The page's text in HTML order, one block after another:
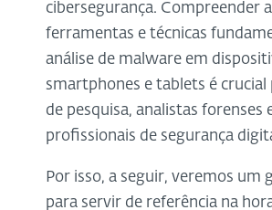
cibersegurança. Compreender
ferramentas e técnicas
análise de malware em
smartphones e tablets é crucial
de pesquisa, analistas forenses
profissionais de segurança
Por isso, a seguir, veremos um
para servir de referência na